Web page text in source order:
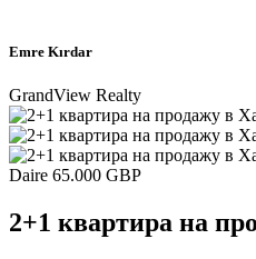
Emre Kırdar
GrandView Realty
Daire 65.000 GBP
2+1 квартира на